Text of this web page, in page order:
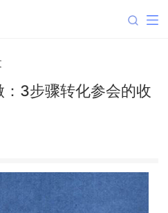
3步骤转化参会的收